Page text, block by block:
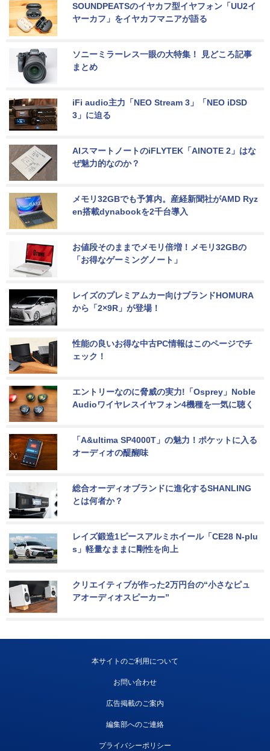
SOUNDPEATSのイヤカフ型イヤフォン「UU2イ
ヤーカフ」をイヤカフマニアが語る
ソニーミラーレス一眼の大特集！ 見どころ記事
まとめ
iFi audio主力「NEO Stream 3」「NEO iDSD
3」に迫る
AIスマートノートのiFLYTEK「AINOTE 2」はな
ぜ魅力的なのか？
メモリ32GBでも予算内。産経新聞社がAMD Ryz
en搭載dynabookを2千台導入
お値段そのままでメモリ倍増！メモリ32GBの
「お得なゲーミングノート」
レイズのプレミアムカー向けブランドHOMURA
から「2×9R」が登場！
性能の良いお得な中古PC情報はこのページでチ
ェック！
エントリーなのに脅威の実力!「Osprey」Noble
Audioワイヤレスイヤフォン4機種を一気に聴く
「A&ultima SP4000T」の魅力！ポケットに入る
オーディオの醍醐味
総合オーディオブランドに進化するSHANLING
とは何者か？
レイズ鍛造1ピースアルミホイール「CE28 N-plu
s」軽量なままに剛性を向上
クリエイティブが作った2万円台の“小さなピュ
アオーディオスピーカー”
本サイトのご利用について
お問い合わせ
広告掲載のご案内
編集部へのご連絡
プライバシーポリシー